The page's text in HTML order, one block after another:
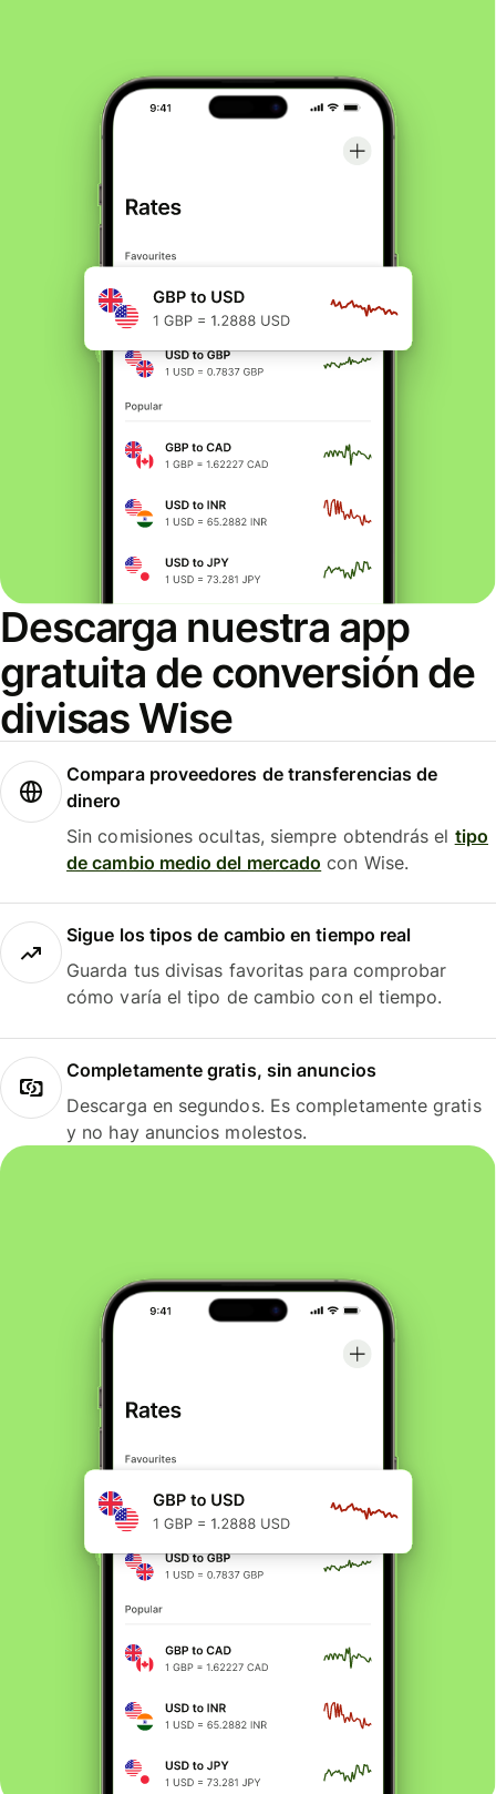
Descarga nuestra app
gratuita de conversión de
divisas Wise
Compara proveedores de transferencias de
dinero
Sin comisiones ocultas, siempre obtendrás el tipo
de cambio medio del mercado con Wise.
Sigue los tipos de cambio en tiempo real
Guarda tus divisas favoritas para comprobar
cómo varía el tipo de cambio con el tiempo.
Completamente gratis, sin anuncios
Descarga en segundos. Es completamente gratis
y no hay anuncios molestos.